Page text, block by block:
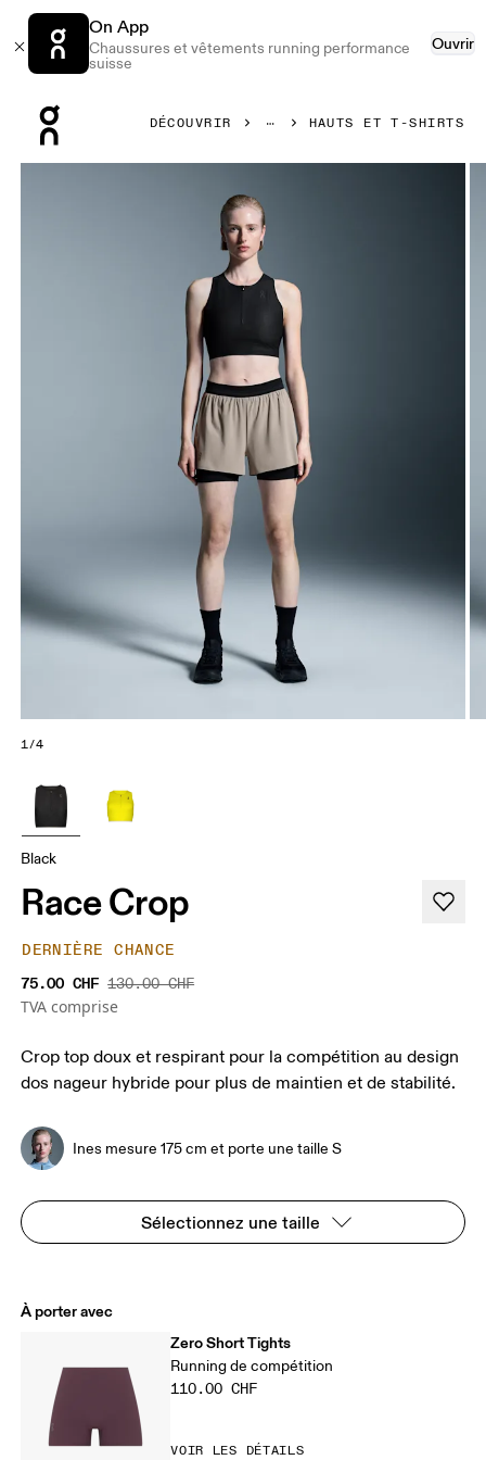
On App
Chaussures et vêtements running performance
suisse
Ouvrir
DÉCOUVRIR HAUTS ET T-SHIRTS
1/4
Black
Race Crop
DERNIÈRE CHANCE
75.00 CHF 130.00 CHF
TVA comprise
Crop top doux et respirant pour la compétition au design
dos nageur hybride pour plus de maintien et de stabilité.
Ines mesure 175 cm et porte une taille S
Sélectionnez une taille
À porter avec
Zero Short Tights
Running de compétition
110.00 CHF
VOIR LES DÉTAILS